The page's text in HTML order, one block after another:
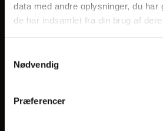
data med andre oplysninger, du har
de har indsamlet fra din brug af
Nødvendig
Præferencer
Optagelse
VORES UDDANNELSER
HF